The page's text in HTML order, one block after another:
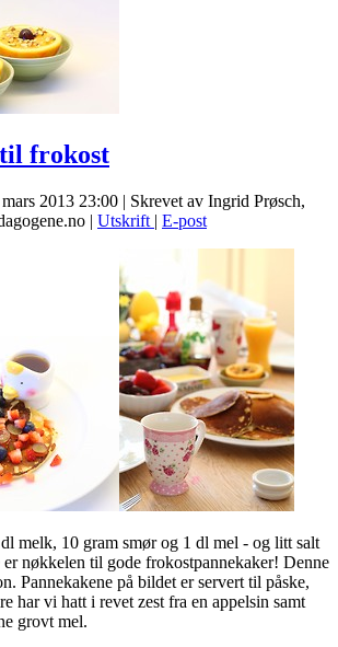
frokost
2013 23:00 | Skrevet av Ingrid Prøsch,
| Utskrift | E-post
melk, 10 gram smør og 1 dl mel - og litt salt
nøkkelen til gode frokostpannekaker! Denne
Pannekakene på bildet er servert til påske,
har vi hatt i revet zest fra en appelsin samt
grovt mel.